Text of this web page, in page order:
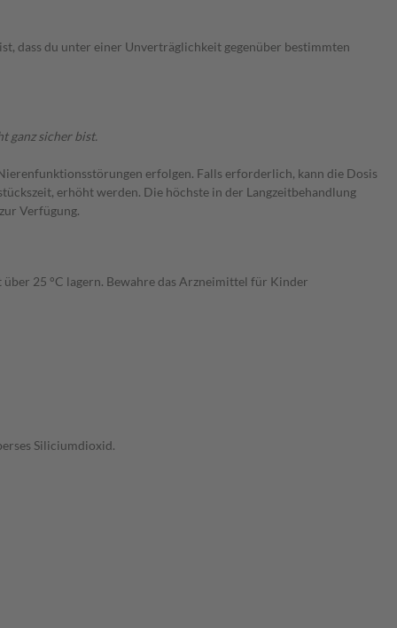
dass du unter einer Unverträglichkeit gegenüber bestimmten
ganz sicher bist.
erfolgen. Falls erforderlich, kann die Dosis
erhöht werden. Die höchste in der Langzeitbehandlung
Verfügung.
25 °C lagern. Bewahre das Arzneimittel für Kinder
Siliciumdioxid.